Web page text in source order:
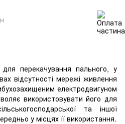
перекачування пального, у
відсутності мережі живлення
електродвигуном
використовувати його для
та іншої
у місцях її використання.